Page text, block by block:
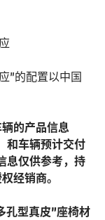
”的配置以中国
的产品信息
和车辆预计交付
息仅供参考，持
经销商。
孔型真皮”座椅材